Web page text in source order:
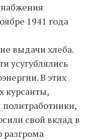
1941 года
выдачи хлеба.
усугублялись
В этих
курсанты,
свой вклад в
разгрома